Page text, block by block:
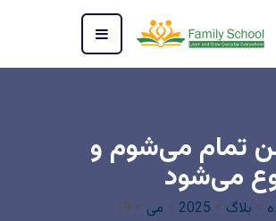
تمام می‌شوم و
می‌شود
> بلاگ >
2025
> می >
19